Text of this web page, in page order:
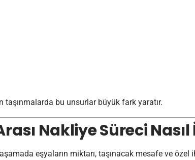
taşınmalarda bu unsurlar büyük fark yaratır.
Nakliye Süreci Nasıl
eşyaların miktarı, taşınacak mesafe ve